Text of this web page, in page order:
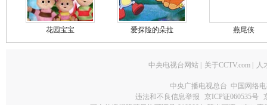
花园宝宝 爱探险的朵拉 燕尾侠
中央电视台网站 关于CCTV.com 人
中央广播电视总台 中国网络
违法和不良信息举报
京ICP证060535号